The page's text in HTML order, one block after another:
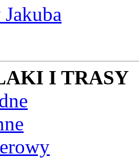
Jakuba
I TRASY